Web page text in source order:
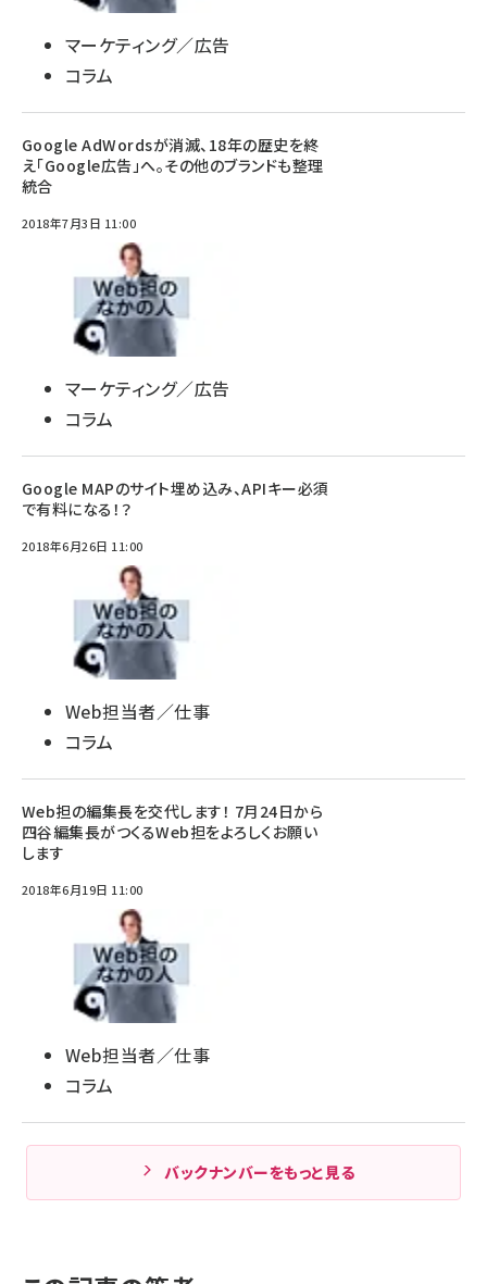
マーケティング／広告
コラム
Google AdWordsが消滅、18年の歴史を終
え「Google広告」へ。その他のブランドも整理
統合
2018年7月3日 11:00
マーケティング／広告
コラム
Google MAPのサイト埋め込み、APIキー必須
で有料になる！？
2018年6月26日 11:00
Web担当者／仕事
コラム
Web担の編集長を交代します！ 7月24日から
四谷編集長がつくるWeb担をよろしくお願い
します
2018年6月19日 11:00
Web担当者／仕事
コラム
バックナンバーをもっと見る